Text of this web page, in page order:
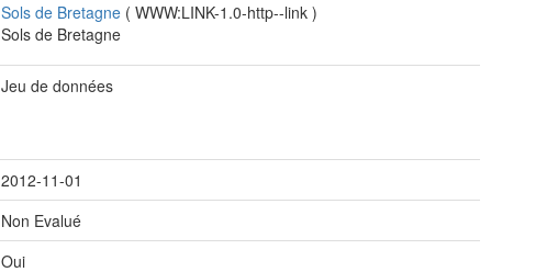
Sols de Bretagne (WWW:LINK-1.0-http--link)
Sols de Bretagne
Jeu de données
2012-11-01
Non Evalué
Oui